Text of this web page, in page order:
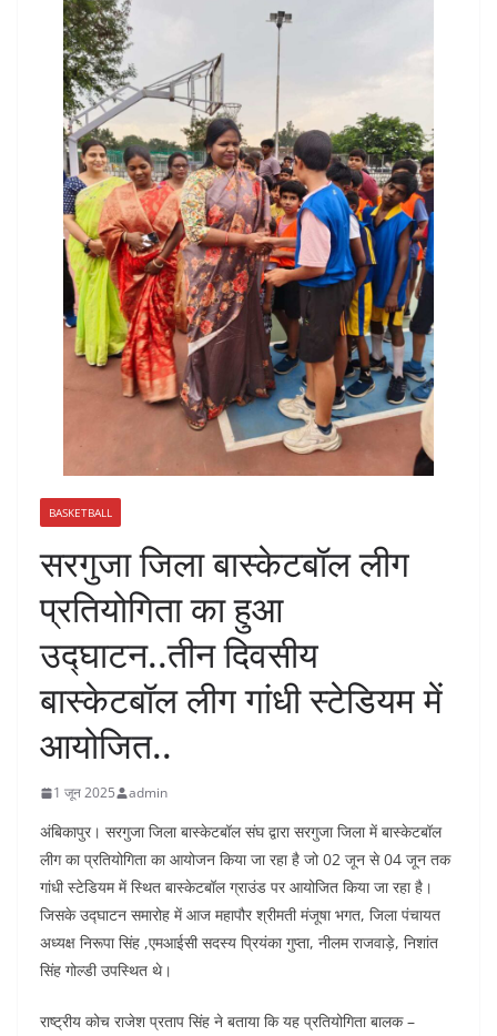
BASKETBALL
सरगुजा जिला बास्केटबॉल लीग
प्रतियोगिता का हुआ
उद्घाटन..तीन दिवसीय
बास्केटबॉल लीग गांधी स्टेडियम में
आयोजित..
1 जून 2025 admin
अंबिकापुर। सरगुजा जिला बास्केटबॉल संघ द्वारा सरगुजा जिला में बास्केटबॉल
लीग का प्रतियोगिता का आयोजन किया जा रहा है जो 02 जून से 04 जून तक
गांधी स्टेडियम में स्थित बास्केटबॉल ग्राउंड पर आयोजित किया जा रहा है।
जिसके उद्घाटन समारोह में आज महापौर श्रीमती मंजूषा भगत, जिला पंचायत
अध्यक्ष निरूपा सिंह ,एमआईसी सदस्य प्रियंका गुप्ता, नीलम राजवाड़े, निशांत
सिंह गोल्डी उपस्थित थे।
राष्ट्रीय कोच राजेश प्रताप सिंह ने बताया कि यह प्रतियोगिता बालक –